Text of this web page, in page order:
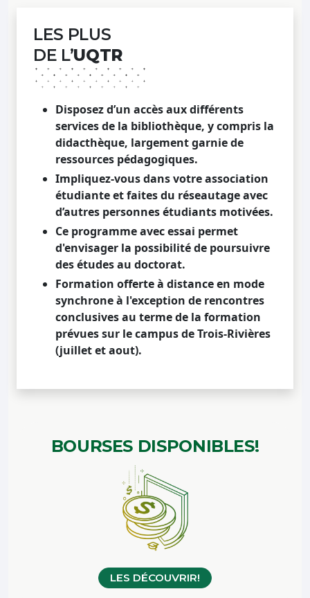
LES PLUS
DE L’UQTR
Disposez d’un accès aux différents
services de la bibliothèque, y compris la
didacthèque, largement garnie de
ressources pédagogiques.
Impliquez-vous dans votre association
étudiante et faites du réseautage avec
d’autres personnes étudiants motivées.
Ce programme avec essai permet
d'envisager la possibilité de poursuivre
des études au doctorat.
Formation offerte à distance en mode
synchrone à l'exception de rencontres
conclusives au terme de la formation
prévues sur le campus de Trois-Rivières
(juillet et aout).
BOURSES DISPONIBLES!
LES DÉCOUVRIR!